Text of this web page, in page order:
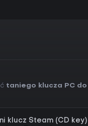
taniego klucza PC do
klucz Steam (CD key)